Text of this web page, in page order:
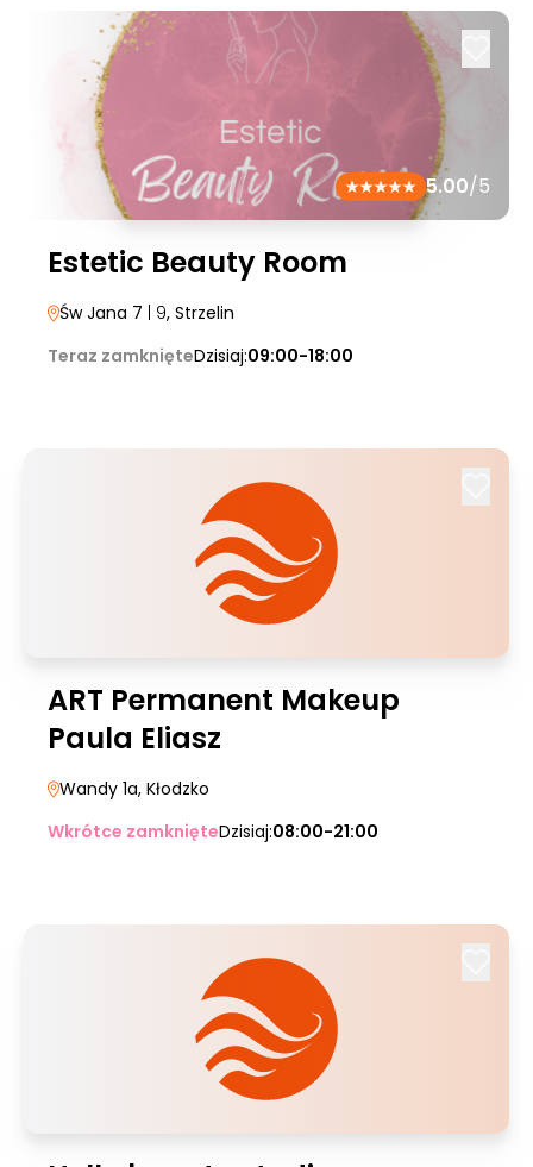
5.00/5
Estetic Beauty Room
Św Jana 7 | 9, Strzelin
Teraz zamknięteDzisiaj:09:00-18:00
ART Permanent Makeup
Paula Eliasz
Wandy 1a, Kłodzko
Wkrótce zamknięteDzisiaj:08:00-21:00